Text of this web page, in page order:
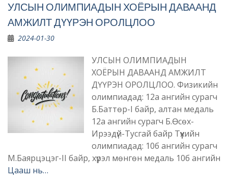
УЛСЫН ОЛИМПИАДЫН ХОЁРЫН ДАВААНД
АМЖИЛТ ДҮҮРЭН ОРОЛЦЛОО
2024-01-30
УЛСЫН ОЛИМПИАДЫН
ХОЁРЫН ДАВААНД АМЖИЛТ
ДҮҮРЭН ОРОЛЦЛОО. Физикийн
олимпиадад: 12а ангийн сурагч
Б.Баттөр-I байр, алтан медаль
12а ангийн сурагч Б.Өсөх-
Ирээдүй-Тусгай байр Түүхийн
олимпиадад: 10б ангийн сурагч
М.Баярцэцэг-II байр, хүрэл мөнгөн медаль 10б ангийн
Цааш нь…